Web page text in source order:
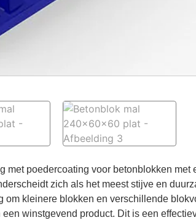
met poedercoating voor betonblokken met
zich als het meest stijve en
om kleinere blokken en verschillende
winstgevend product. Dit is een